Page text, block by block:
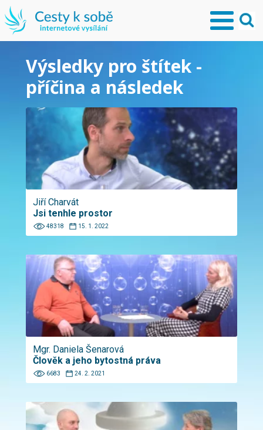
Výsledky pro štítek -
příčina a následek
Jiří Charvát
Jsi tenhle prostor
48318 15. 1. 2022
Mgr. Daniela Šenarová
Člověk a jeho bytostná práva
6683 24. 2. 2021